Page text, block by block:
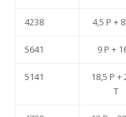
4238 4,5 P +
5641 9 P +
5141
18,5 P +
T